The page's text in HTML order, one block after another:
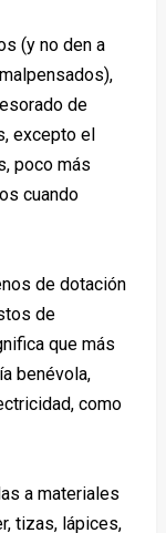
(y no den a
de
excepto el
poco más
cuando
de dotación
de
que más
benévola,
como
a materiales
tizas, lápices,